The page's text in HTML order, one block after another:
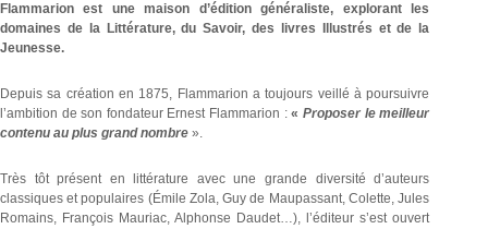
Flammarion est une maison d’édition généraliste, explorant les
domaines de la Littérature, du Savoir, des livres Illustrés et de la
Jeunesse.
Depuis sa création en 1875, Flammarion a toujours veillé à poursuivre
l’ambition de son fondateur Ernest Flammarion :« Proposer le meilleur
contenu au plus grand nombre ».
Très tôt présent en littérature avec une grande diversité d’auteurs
classiques et populaires (Émile Zola, Guy de Maupassant, Colette, Jules
Romains, François Mauriac, Alphonse Daudet…), l’éditeur s’est ouvert